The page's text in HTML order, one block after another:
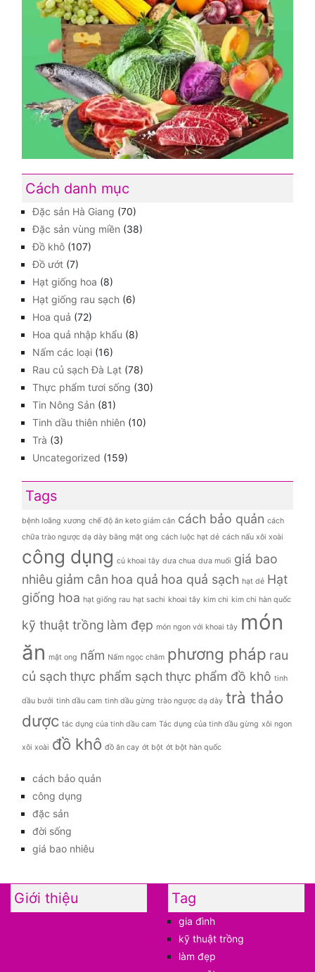
Cách danh mục
Đặc sản Hà Giang (70)
Đặc sản vùng miền (38)
Đồ khô (107)
Đồ ướt (7)
Hạt giống hoa (8)
Hạt giống rau sạch (6)
Hoa quả (72)
Hoa quả nhập khẩu (8)
Nấm các loại (16)
Rau củ sạch Đà Lạt (78)
Thực phẩm tươi sống (30)
Tin Nông Sản (81)
Tinh dầu thiên nhiên (10)
Trà (3)
Uncategorized (159)
Tags
bệnh loãng xương chế độ ăn keto giảm cân cách bảo quản cách
chữa trào ngược dạ dày bằng mật ong cách luộc hạt dẻ cách nấu xôi xoài
công dụng củ khoai tây dưa chua dưa muối giá bao
nhiêu giảm cân hoa quả hoa quả sạch hạt dẻ Hạt
giống hoa hạt giống rau hạt sachi khoai tây kim chi kim chi hàn quốc
kỹ thuật trồng làm đẹp món ngon với khoai tây món
ăn mật ong nấm Nấm ngọc châm phương pháp rau
củ sạch thực phẩm sạch thực phẩm đồ khô tinh
dầu bưởi tinh dầu cam tinh dầu gừng trào ngược dạ dày trà thảo
dược tác dụng của tinh dầu cam Tác dụng của tinh dầu gừng xôi ngon
xôi xoài đồ khô đồ ăn cay ớt bột ớt bột hàn quốc
cách bảo quản
công dụng
đặc sản
đời sống
giá bao nhiêu
Giới thiệu Tag
gia đình
kỹ thuật trồng
làm đẹp